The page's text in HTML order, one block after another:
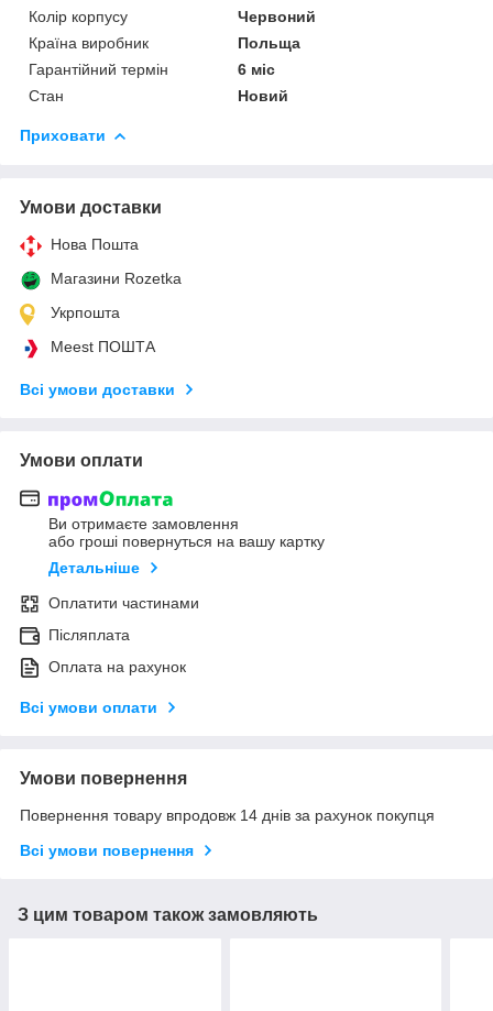
Колір корпусу
Червоний
Країна виробник
Польща
Гарантійний термін
6 міс
Стан
Новий
Приховати
Умови доставки
Нова Пошта
Магазини Rozetka
Укрпошта
Meest ПОШТА
Всі умови доставки
Умови оплати
Ви отримаєте замовлення
або гроші повернуться на вашу картку
Детальніше
Оплатити частинами
Післяплата
Оплата на рахунок
Всі умови оплати
Умови повернення
Повернення товару впродовж 14 днів за рахунок покупця
Всі умови повернення
З цим товаром також замовляють